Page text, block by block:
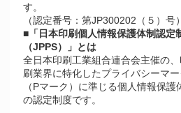
す。
（認定番号：第JP300202（５）号）
■「日本印刷個人情報保護体制認定
（JPPS）」とは
全日本印刷工業組合連合会主催の、
刷業界に特化したプライバシーマー
（Pマーク）に準じる個人情報保護
の認定制度です。